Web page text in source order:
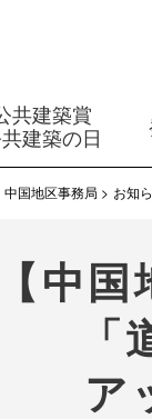
共建築賞
建築の日
中国地区事務局 お知
【中
ア